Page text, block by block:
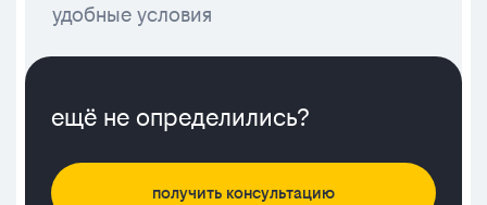
удобные условия
ещё не определились?
получить консультацию